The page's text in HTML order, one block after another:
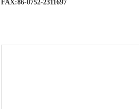
FAX:86-0752-2311697